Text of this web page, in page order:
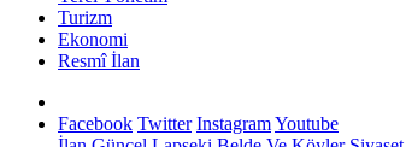
Turizm
Ekonomi
Resmî İlan
Facebook Twitter InstagramYoutube